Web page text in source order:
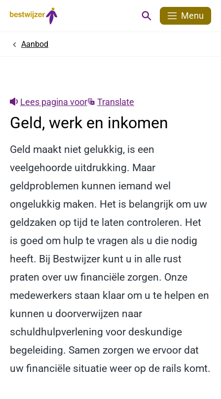
Menu
HomeAanbod
Lees pagina voor Translate
Geld, werk en inkomen
Geld maakt niet gelukkig, is een
veelgehoorde uitdrukking. Maar
geldproblemen kunnen iemand wel
ongelukkig maken. Het is belangrijk om uw
geldzaken op tijd te laten controleren. Het
is goed om hulp te vragen als u die nodig
heeft. Bij Bestwijzer kunt u in alle rust
praten over uw financiële zorgen. Onze
medewerkers staan klaar om u te helpen en
kunnen u doorverwijzen naar
schuldhulpverlening voor deskundige
begeleiding. Samen zorgen we ervoor dat
uw financiële situatie weer op de rails komt.